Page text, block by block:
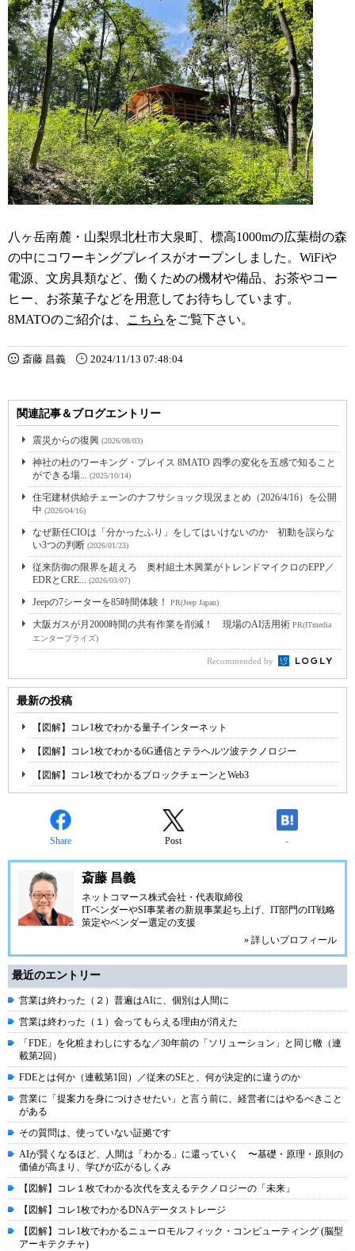
八ヶ岳南麓・山梨県北杜市大泉町、標高1000mの広葉樹の森
の中にコワーキングプレイスがオープンしました。WiFiや
電源、文房具類など、働くための機材や備品、お茶やコー
ヒー、お茶菓子などを用意してお待ちしています。
8MATOのご紹介は、
こちら をご覧下さい。
斎藤 昌義 2024/11/13 07:48:04
関連記事＆ブログエントリー
震災からの復興 (2026/08/03)
神社の杜のワーキング・プレイス 8MATO 四季の変化を五感で知ること
ができる場... (2025/10/14)
住宅建材供給チェーンのナフサショック現況まとめ（2026/4/16）を公開
中 (2026/04/16)
なぜ新任CIOは「分かったふり」をしてはいけないのか 初動を誤らな
い3つの判断 (2026/01/23)
従来防御の限界を超えろ 奥村組土木興業がトレンドマイクロのEPP／
EDRとCRE... (2026/03/07)
Jeepの7シーターを85時間体験！ PR(Jeep Japan)
大阪ガスが月2000時間の共有作業を削減！ 現場のAI活用術 PR(ITmedia
エンタープライズ)
Recommended by
最新の投稿
【図解】コレ1枚でわかる量子インターネット
【図解】コレ1枚でわかる6G通信とテラヘルツ波テクノロジー
【図解】コレ1枚でわかるブロックチェーンとWeb3
Share Post -
斎藤 昌義
ネットコマース株式会社 ・代表取締役
ITベンダーやSI事業者の新規事業起ち上げ、IT部門のIT戦略
策定やベンダー選定の支援
» 詳しいプロフィール
最近のエントリー
営業は終わった（２）普遍はAIに、個別は人間に
営業は終わった（１）会ってもらえる理由が消えた
「FDE」を化粧まわしにするな／30年前の「ソリューション」と同じ轍（連
載第2回）
FDEとは何か（連載第1回）／従来のSEと、何が決定的に違うのか
営業に「提案力を身につけさせたい」と言う前に、経営者にはやるべきこと
がある
その質問は、使っていない証拠です
AIが賢くなるほど、人間は「わかる」に還っていく 〜基礎・原理・原則の
価値が高まり、学びが広がるしくみ
【図解】コレ１枚でわかる次代を支えるテクノロジーの「未来」
【図解】コレ1枚でわかるDNAデータストレージ
【図解】コレ1枚でわかるニューロモルフィック・コンピューティング (脳型
アーキテクチャ)